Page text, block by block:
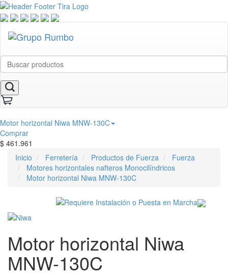
Motor horizontal Niwa MNW-130C
Comprar
$ 461.961
Inicio
Ferretería Productos de Fuerza
Fuerza
Motores horizontales nafteros Monocilíndricos
Motor horizontal Niwa MNW-130C
Motor horizontal Niwa
MNW-130C